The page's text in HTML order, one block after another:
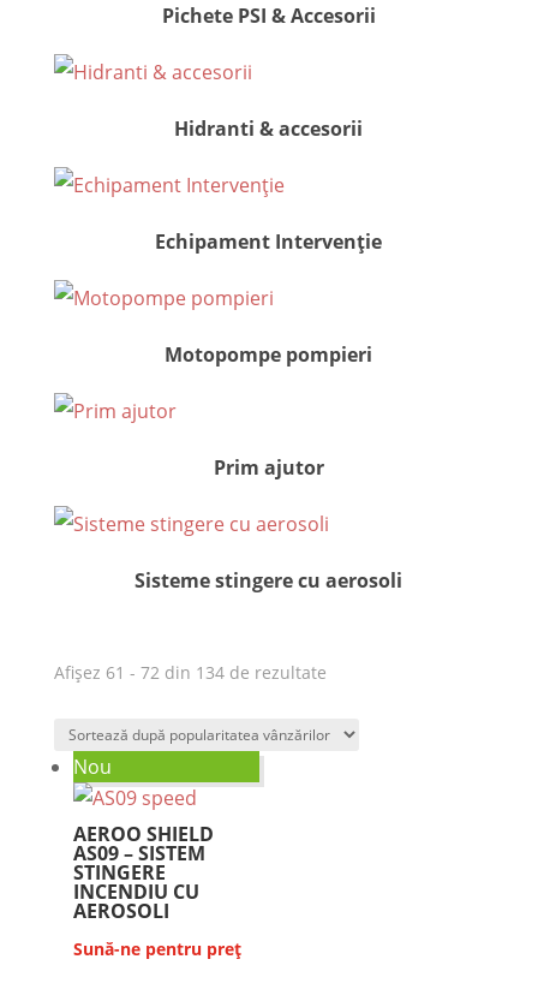
Pichete PSI & Accesorii
Hidranti & accesorii
Echipament Intervenție
Motopompe pompieri
Prim ajutor
Sisteme stingere cu aerosoli
Afișez 61 - 72 din 134 de rezultate
Nou
AEROO SHIELD
AS09 – SISTEM
STINGERE
INCENDIU CU
AEROSOLI
Sună-ne pentru preț